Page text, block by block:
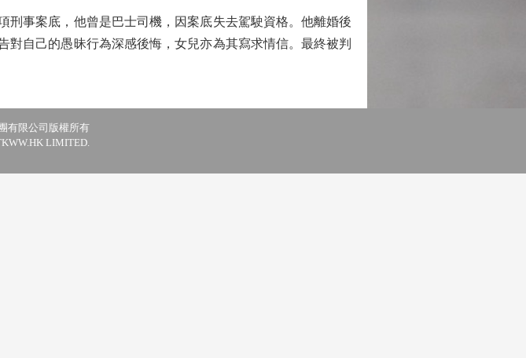
事案底，他曾是巴士司機，因案底失去駕駛資格。他離婚後
自己的愚昧行為深感後悔，女兒亦為其寫求情信。最終被判
有限公司版權所有
LIMITED.